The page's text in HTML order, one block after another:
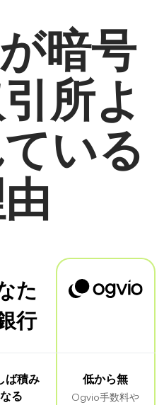
暗号
所よ
いる
た
行
ば積み
る
低から無
Ogvio手数料や